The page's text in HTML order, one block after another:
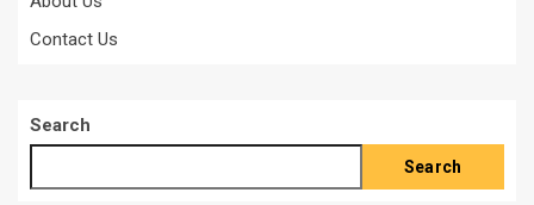
Contact Us
Search
Search